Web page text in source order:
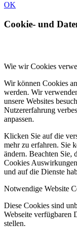
OK
Cookie- und
Wie wir Cookies
Wir können Cookies
werden. Wir
unsere Websites
Nutzererfahrung
anpassen.
Klicken Sie auf die
mehr zu erfahren. Sie
ändern. Beachten Sie,
Cookies
und auf die Dienste
Notwendige Website
Diese Cookies sind
Webseite verfügbaren
stellen.